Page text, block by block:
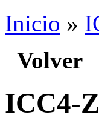
Inicio »
Volver
ICC4-